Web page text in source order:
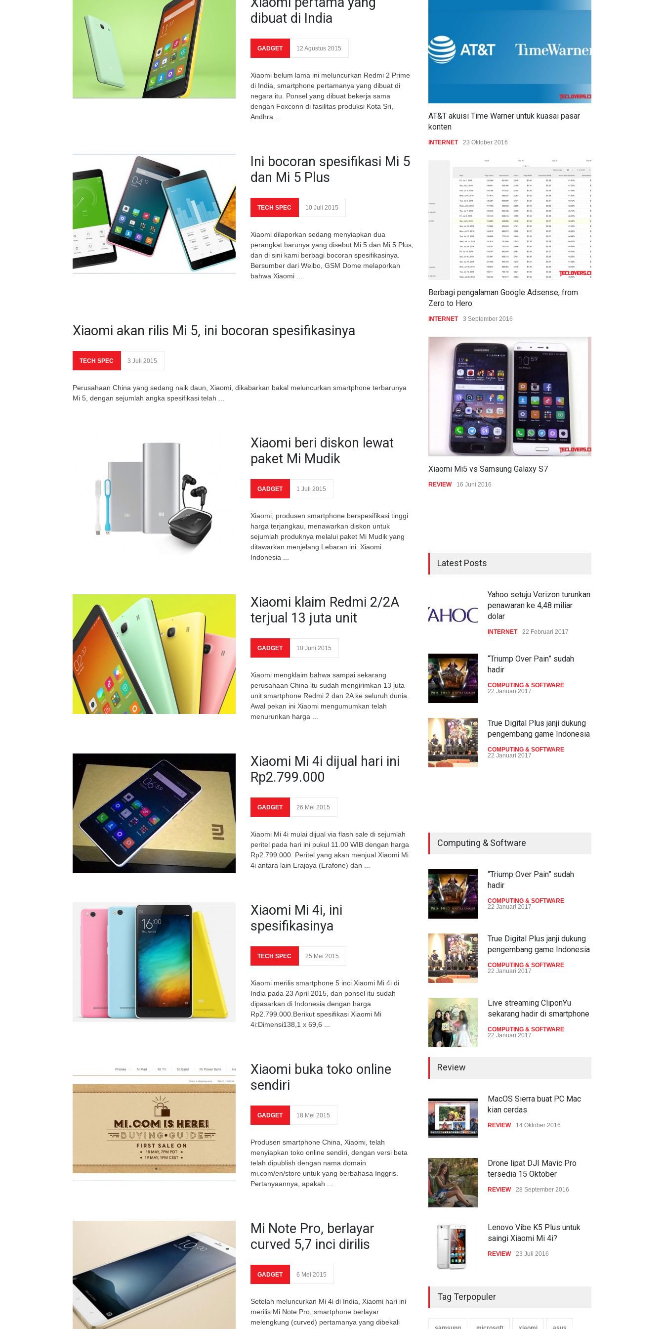
dibuat di India
GADGET 12 Agustus 2015
Xiaomi belum lama ini meluncurkan Redmi 2 Prime
di India, smartphone pertamanya yang dibuat di
negara itu. Ponsel yang dibuat bekerja sama
dengan Foxconn di fasilitas produksi Kota Sri,
Andhra ...
Ini bocoran spesifikasi Mi 5
dan Mi 5 Plus
TECH SPEC 10 Juli 2015
Xiaomi dilaporkan sedang menyiapkan dua
perangkat barunya yang disebut Mi 5 dan Mi 5 Plus,
dan di sini kami berbagi bocoran spesifikasinya.
Bersumber dari Weibo, GSM Dome melaporkan
bahwa Xiaomi ...
Xiaomi akan rilis Mi 5, ini bocoran spesifikasinya
TECH SPEC 3 Juli 2015
Perusahaan China yang sedang naik daun, Xiaomi, dikabarkan bakal meluncurkan smartphone terbarunya
Mi 5, dengan sejumlah angka spesifikasi telah ...
Xiaomi beri diskon lewat
paket Mi Mudik
GADGET 1 Juli 2015
Xiaomi, produsen smartphone berspesifikasi tinggi
harga terjangkau, menawarkan diskon untuk
sejumlah produknya melalui paket Mi Mudik yang
ditawarkan menjelang Lebaran ini. Xiaomi
Indonesia ...
Xiaomi klaim Redmi 2/2A
terjual 13 juta unit
GADGET 10 Juni 2015
Xiaomi mengklaim bahwa sampai sekarang
perusahaan China itu sudah mengirimkan 13 juta
unit smartphone Redmi 2 dan 2A ke seluruh dunia.
Awal pekan ini Xiaomi mengumumkan telah
menurunkan harga ...
Xiaomi Mi 4i dijual hari ini
Rp2.799.000
GADGET 26 Mei 2015
Xiaomi Mi 4i mulai dijual via flash sale di sejumlah
peritel pada hari ini pukul 11.00 WIB dengan harga
Rp2.799.000. Peritel yang akan menjual Xiaomi Mi
4i antara lain Erajaya (Erafone) dan ...
Xiaomi Mi 4i, ini
spesifikasinya
TECH SPEC 25 Mei 2015
Xiaomi merilis smartphone 5 inci Xiaomi Mi 4i di
India pada 23 April 2015, dan ponsel itu sudah
dipasarkan di Indonesia dengan harga
Rp2.799.000.Berikut spesifikasi Xiaomi Mi
4i:Dimensi138,1 x 69,6 ...
Xiaomi buka toko online
sendiri
GADGET 18 Mei 2015
Produsen smartphone China, Xiaomi, telah
menyiapkan toko online sendiri, dengan versi beta
telah dipublish dengan nama domain
mi.com/en/store untuk yang berbahasa Inggris.
Pertanyaannya, apakah ...
Mi Note Pro, berlayar
curved 5,7 inci dirilis
GADGET 6 Mei 2015
Setelah meluncurkan Mi 4i di India, Xiaomi hari ini
merilis Mi Note Pro, smartphone berlayar
melengkung (curved) pertamanya yang dibekali
AT&T akuisi Time Warner untuk kuasai pasar
konten
INTERNET 23 Oktober 2016
Berbagi pengalaman Google Adsense, from
Zero to Hero
INTERNET 3 September 2016
Xiaomi Mi5 vs Samsung Galaxy S7
REVIEW 16 Juni 2016
Latest Posts
Yahoo setuju Verizon turunkan
penawaran ke 4,48 miliar
dolar
INTERNET 22 Februari 2017
“Triump Over Pain” sudah
hadir
COMPUTING & SOFTWARE
22 Januari 2017
True Digital Plus janji dukung
pengembang game Indonesia
COMPUTING & SOFTWARE
22 Januari 2017
pandangan mata
TECH SPEC
gencar
COMPUTING & SOFTWARE
Computing & Software
“Triump Over Pain” sudah
hadir
COMPUTING & SOFTWARE
22 Januari 2017
True Digital Plus janji dukung
pengembang game Indonesia
COMPUTING & SOFTWARE
22 Januari 2017
Live streaming CliponYu
sekarang hadir di smartphone
COMPUTING & SOFTWARE
22 Januari 2017
Review
MacOS Sierra buat PC Mac
kian cerdas
REVIEW 14 Oktober 2016
Drone lipat DJI Mavic Pro
tersedia 15 Oktober
REVIEW 28 September 2016
Lenovo Vibe K5 Plus untuk
saingi Xiaomi Mi 4i?
REVIEW 23 Juli 2016
Tag Terpopuler